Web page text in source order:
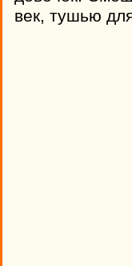
век, тушью